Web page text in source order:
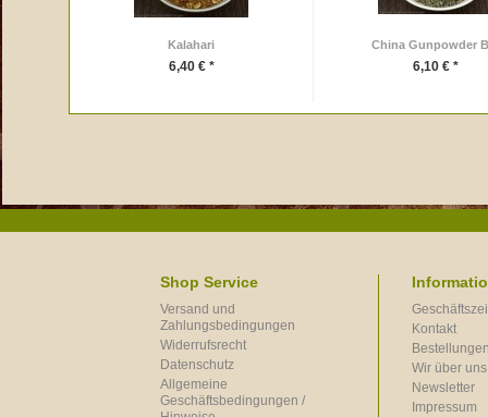
Kalahari
6,40 € *
China Gunpowder
6,10 € *
Shop Service
Versand und
Zahlungsbedingungen
Widerrufsrecht
Datenschutz
Allgemeine
Geschäftsbedingungen /
Kontakt
Wir über uns
Newsletter
Impressum